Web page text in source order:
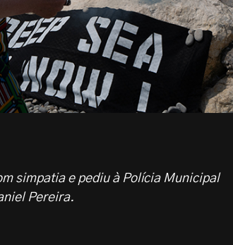
simpatia e pediu à Polícia Municipal
Pereira.